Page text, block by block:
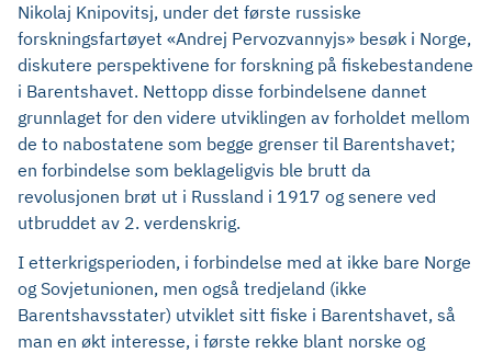
Nikolaj Knipovitsj, under det første russiske
forskningsfartøyet «Andrej Pervozvannyjs» besøk i Norge,
diskutere perspektivene for forskning på fiskebestandene
i Barentshavet. Nettopp disse forbindelsene dannet
grunnlaget for den videre utviklingen av forholdet mellom
de to nabostatene som begge grenser til Barentshavet;
en forbindelse som beklageligvis ble brutt da
revolusjonen brøt ut i Russland i 1917 og senere ved
utbruddet av 2. verdenskrig.
I etterkrigsperioden, i forbindelse med at ikke bare Norge
og Sovjetunionen, men også tredjeland (ikke
Barentshavsstater) utviklet sitt fiske i Barentshavet, så
man en økt interesse, i første rekke blant norske og